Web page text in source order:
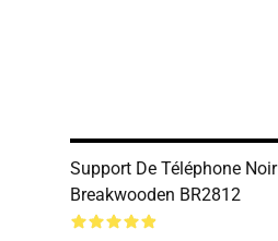
Support De Téléphone
Breakwooden BR2812